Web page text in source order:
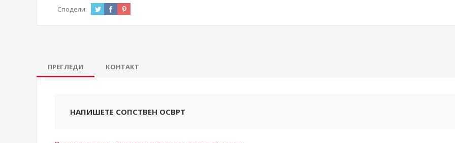
Сподели:
ПРЕГЛЕДИ КОНТАКТ
НАПИШЕТЕ СОПСТВЕН ОСВРТ